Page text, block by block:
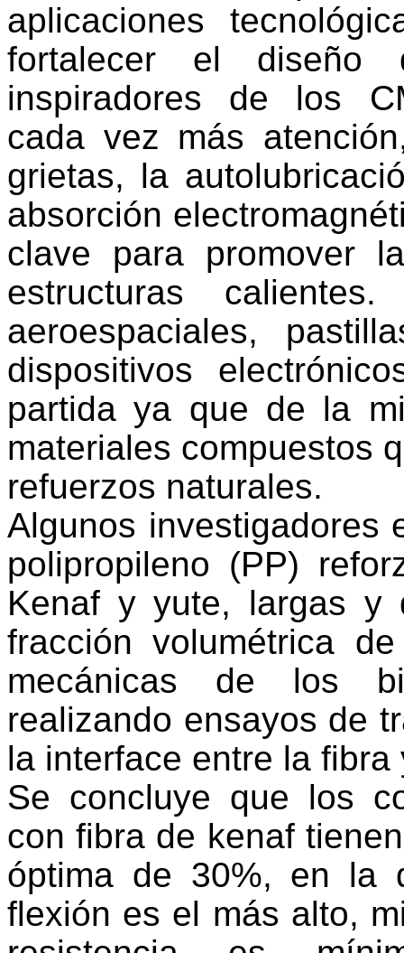
aplicaciones
fortalecer el
inspiradores de los
cada vez más
grietas, la
absorción
clave para promover
estructuras
aeroespaciales,
dispositivos
partida ya que de la
materiales compuestos
refuerzos naturales.
Algunos investigadores
polipropileno (PP)
Kenaf y yute, largas y
fracción volumétrica
mecánicas de los
realizando ensayos de
la interface entre la
Se concluye que los
con fibra de kenaf
óptima de 30%, en la
flexión es el más alto,